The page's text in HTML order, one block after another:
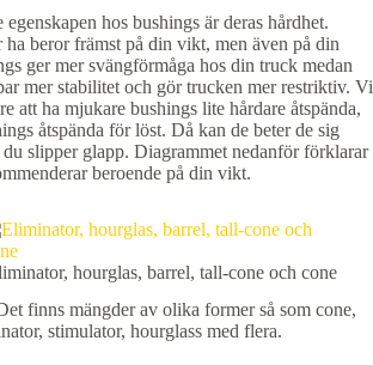
hos bushings är deras hårdhet.
beror främst på din vikt, men även på din
ger mer svängförmåga hos din truck medan
mer stabilitet och gör trucken mer restriktiv. Vi
att ha mjukare bushings lite hårdare åtspända,
åtspända för löst. Då kan de beter de sig
slipper glapp. Diagrammet nedanför förklarar
beroende på din vikt.
hourglas, barrel, tall-cone och cone
finns mängder av olika former så som cone,
stimulator, hourglass med flera.